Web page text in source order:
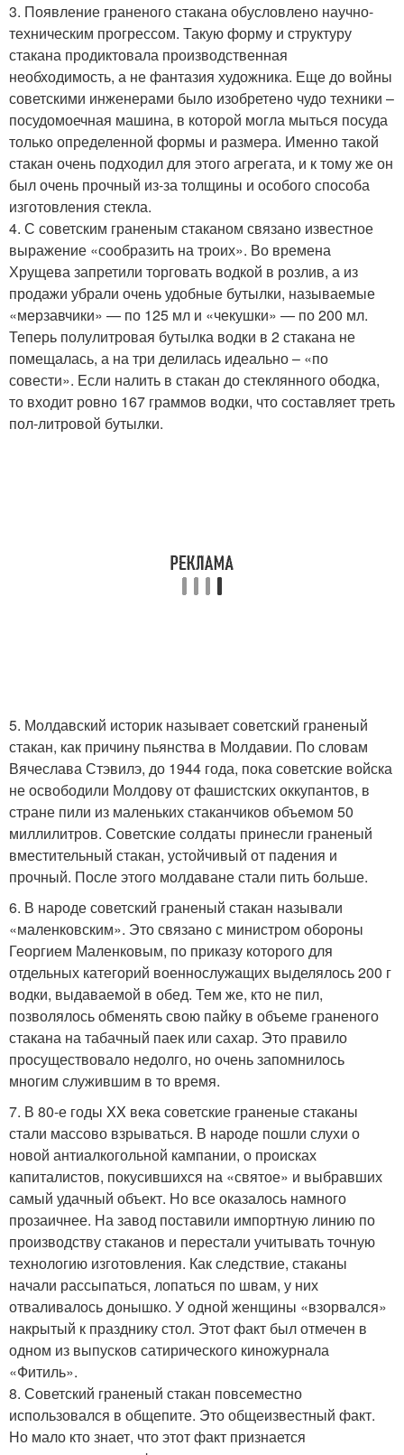
3. Появление граненого стакана обусловлено научно-
техническим прогрессом. Такую форму и структуру
стакана продиктовала производственная
необходимость, а не фантазия художника. Еще до войны
советскими инженерами было изобретено чудо техники –
посудомоечная машина, в которой могла мыться посуда
только определенной формы и размера. Именно такой
стакан очень подходил для этого агрегата, и к тому же он
был очень прочный из-за толщины и особого способа
изготовления стекла.
4. С советским граненым стаканом связано известное
выражение «сообразить на троих». Во времена
Хрущева запретили торговать водкой в розлив, а из
продажи убрали очень удобные бутылки, называемые
«мерзавчики» — по 125 мл и «чекушки» — по 200 мл.
Теперь полулитровая бутылка водки в 2 стакана не
помещалась, а на три делилась идеально – «по
совести». Если налить в стакан до стеклянного ободка,
то входит ровно 167 граммов водки, что составляет треть
пол-литровой бутылки.
5. Молдавский историк называет советский граненый
стакан, как причину пьянства в Молдавии. По словам
Вячеслава Стэвилэ, до 1944 года, пока советские войска
не освободили Молдову от фашистских оккупантов, в
стране пили из маленьких стаканчиков объемом 50
миллилитров. Советские солдаты принесли граненый
вместительный стакан, устойчивый от падения и
прочный. После этого молдаване стали пить больше.
6. В народе советский граненый стакан называли
«маленковским». Это связано с министром обороны
Георгием Маленковым, по приказу которого для
отдельных категорий военнослужащих выделялось 200 г
водки, выдаваемой в обед. Тем же, кто не пил,
позволялось обменять свою пайку в объеме граненого
стакана на табачный паек или сахар. Это правило
просуществовало недолго, но очень запомнилось
многим служившим в то время.
7. В 80-е годы XX века советские граненые стаканы
стали массово взрываться. В народе пошли слухи о
новой антиалкогольной кампании, о происках
капиталистов, покусившихся на «святое» и выбравших
самый удачный объект. Но все оказалось намного
прозаичнее. На завод поставили импортную линию по
производству стаканов и перестали учитывать точную
технологию изготовления. Как следствие, стаканы
начали рассыпаться, лопаться по швам, у них
отваливалось донышко. У одной женщины «взорвался»
накрытый к празднику стол. Этот факт был отмечен в
одном из выпусков сатирического киножурнала
«Фитиль».
8. Советский граненый стакан повсеместно
использовался в общепите. Это общеизвестный факт.
Но мало кто знает, что этот факт признается